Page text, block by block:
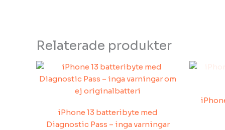
Relaterade produkter
iPhone 13 batteribyte med
Diagnostic Pass – inga varningar